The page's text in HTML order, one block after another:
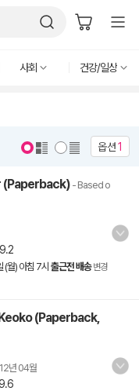
사회 건강/일상
옵션1
(Paperback)- Based o
9.2
(월) 아침 7시 출근전 배송 변경
(Paperback,
년 04월